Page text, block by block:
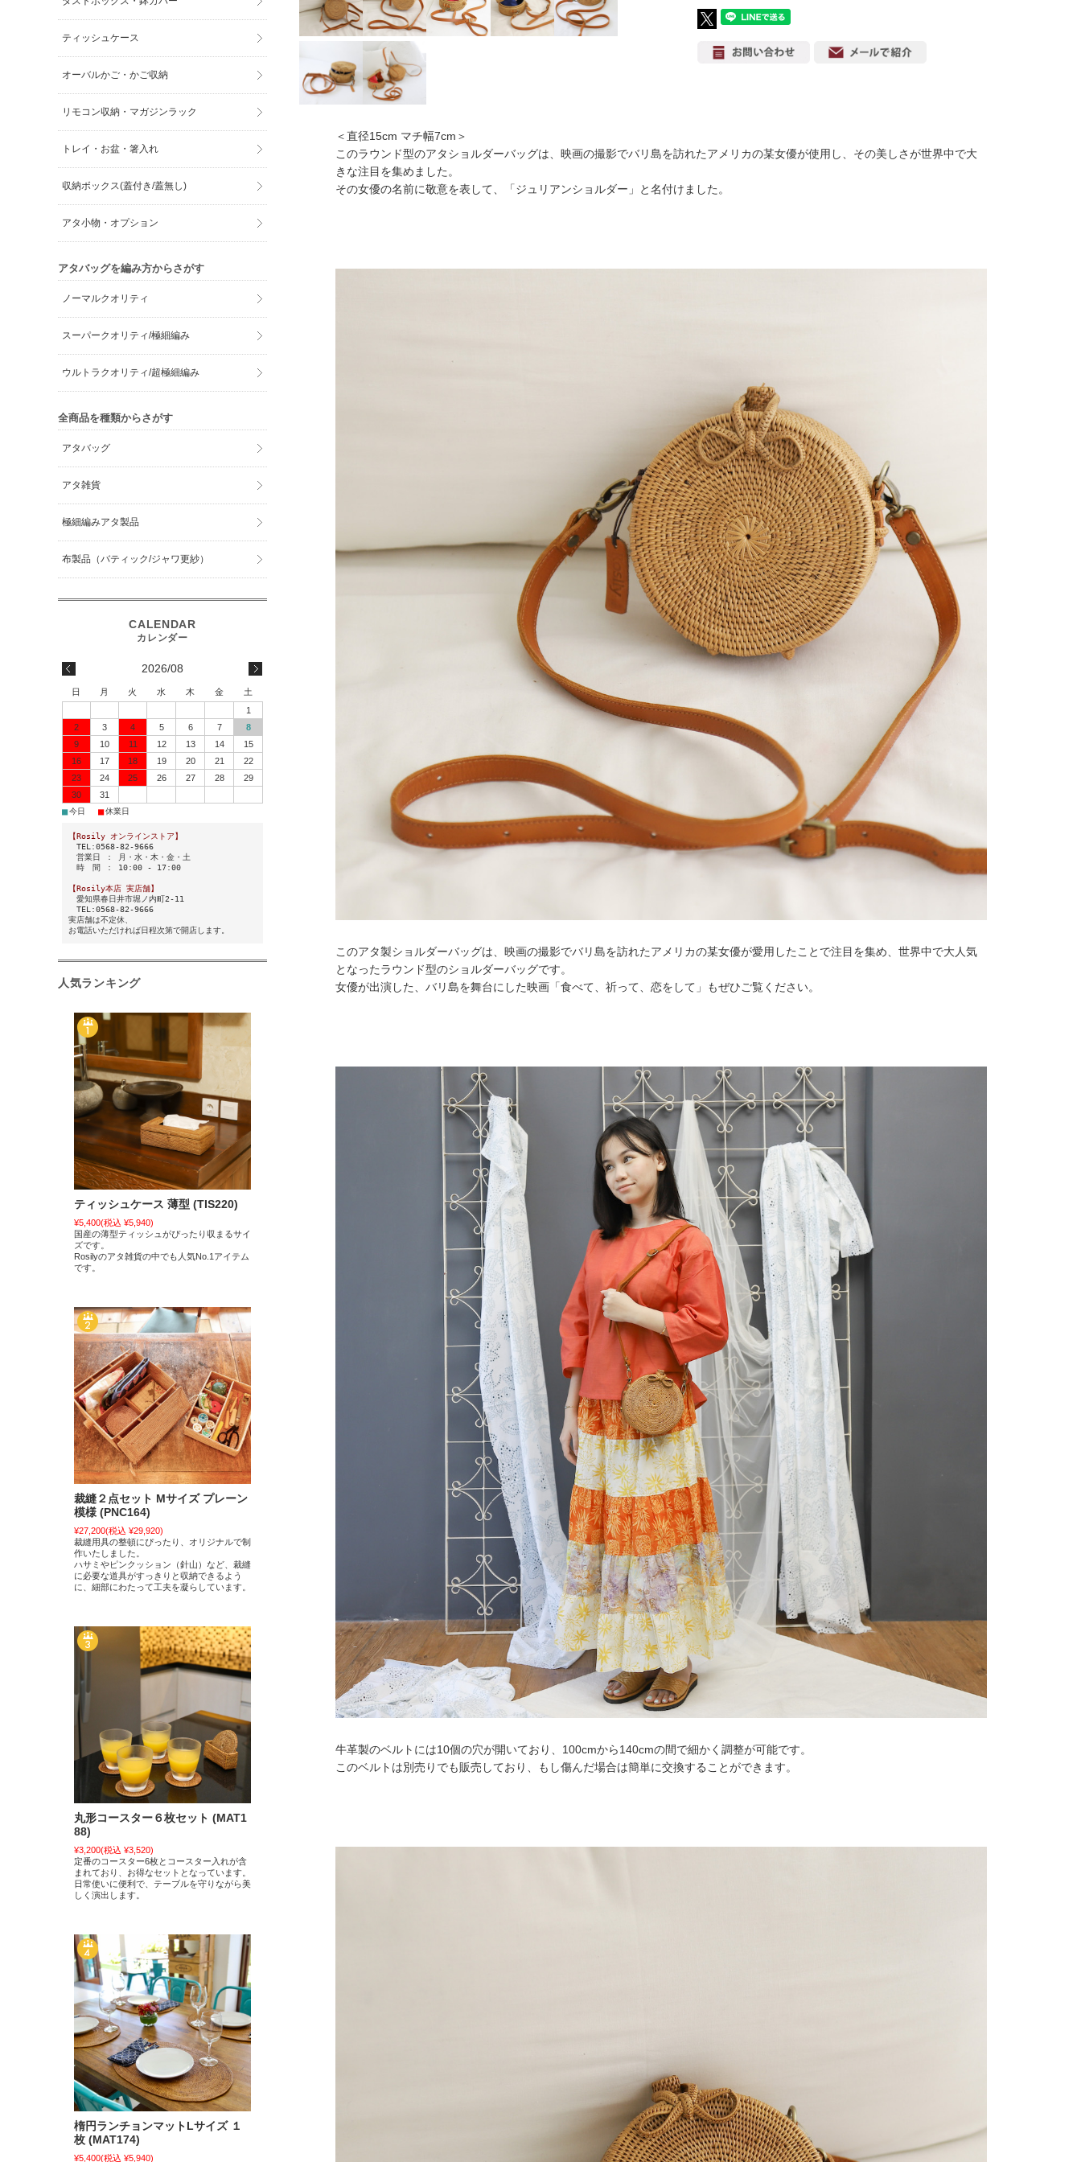
＜直径15cm マチ幅7cm＞
このラウンド型のアタショルダーバッグは、映画の撮影でバリ島を訪れたアメリカの某女優が使用し、その美しさが世界中で大
きな注目を集めました。
その女優の名前に敬意を表して、「ジュリアンショルダー」と名付けました。
このアタ製ショルダーバッグは、映画の撮影でバリ島を訪れたアメリカの某女優が愛用したことで注目を集め、世界中で大人気
となったラウンド型のショルダーバッグです。
女優が出演した、バリ島を舞台にした映画「食べて、祈って、恋をして」もぜひご覧ください。
牛革製のベルトには10個の穴が開いており、100cmから140cmの間で細かく調整が可能です。
このベルトは別売りでも販売しており、もし傷んだ場合は簡単に交換することができます。
ティッシュケース
オーバルかご・かご収納
リモコン収納・マガジンラック
トレイ・お盆・箸入れ
収納ボックス(蓋付き/蓋無し)
アタ小物・オプション
アタバッグを編み方からさがす
ノーマルクオリティ
スーパークオリティ/極細編み
ウルトラクオリティ/超極細編み
全商品を種類からさがす
アタバッグ
アタ雑貨
極細編みアタ製品
布製品（バティック/ジャワ更紗）
2026/08
日 月 火 水 木 金
土
1
2
3 4 5 6 7
8
9
10 11 12 13 14
15
16
17 18 19 20 21
22
23
24 25 26 27 28
29
30
31
■今日 ■休業日
【Rosily オンラインストア】
TEL:0568-82-9666
営業日 ： 月・水・木・金・土
時 間 ： 10:00 - 17:00
【Rosily本店 実店舗】
愛知県春日井市堀ノ内町2-11
TEL:0568-82-9666
実店舗は不定休、
お電話いただければ日程次第で開店します。
人気ランキング
ティッシュケース 薄型 (TIS220)
¥5,400(税込 ¥5,940)
国産の薄型ティッシュがぴったり収まるサイ
ズです。
Rosilyのアタ雑貨の中でも人気No.1アイテム
です。
裁縫２点セット Mサイズ プレーン
模様 (PNC164)
¥27,200(税込 ¥29,920)
裁縫用具の整頓にぴったり、オリジナルで制
作いたしました。
ハサミやピンクッション（針山）など、裁縫
に必要な道具がすっきりと収納できるよう
に、細部にわたって工夫を凝らしています。
丸形コースター６枚セット (MAT1
88)
¥3,200(税込 ¥3,520)
定番のコースター6枚とコースター入れが含
まれており、お得なセットとなっています。
日常使いに便利で、テーブルを守りながら美
しく演出します。
楕円ランチョンマットLサイズ １
枚 (MAT174)
¥5,400(税込 ¥5,940)